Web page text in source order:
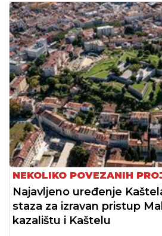
NEKOLIKO POVEZANIH
Najavljeno uređenje
staza za izravan pristup
kazalištu i Kaštelu